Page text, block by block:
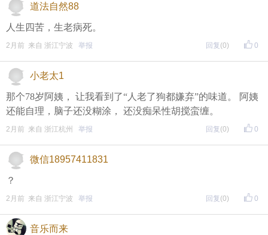
道法自然88
人生四苦，生老病死。
0
2月前 来自 浙江宁波 举报 回复 (0)
小老太1
那个78岁阿姨， 让我看到了“人老了狗都嫌弃”的味道。 阿姨
还能自理，脑子还没糊涂， 还没痴呆性胡搅蛮缠。
0
2月前 来自 浙江杭州 举报 回复 (0)
微信18957411831
？
0
2月前 来自 浙江宁波 举报 回复 (0)
音乐而来